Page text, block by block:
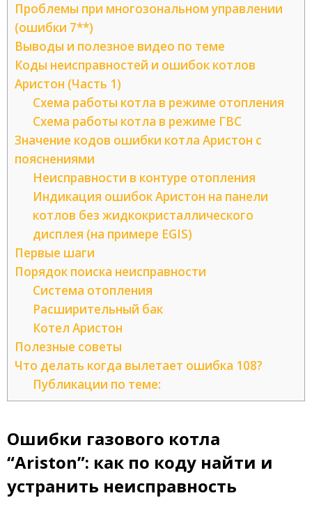
Проблемы при многозональном управлении
(ошибки 7**)
Выводы и полезное видео по теме
Коды неисправностей и ошибок котлов
Аристон (Часть 1)
Схема работы котла в режиме отопления
Схема работы котла в режиме ГВС
Значение кодов ошибки котла Аристон с
пояснениями
Неисправности в контуре отопления
Индикация ошибок Аристон на панели
котлов без жидкокристаллического
дисплея (на примере EGIS)
Первые шаги
Порядок поиска неисправности
Система отопления
Расширительный бак
Котел Аристон
Полезные советы
Что делать когда вылетает ошибка 108?
Публикации по теме:
Ошибки газового котла
“Ariston”: как по коду найти и
устранить неисправность